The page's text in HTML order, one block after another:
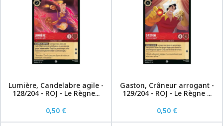
Lumière, Candelabre agile -
128/204 - ROJ - Le Règne...
0,50 €
Gaston, Crâneur arrogant -
129/204 - ROJ - Le Règne ...
0,50 €